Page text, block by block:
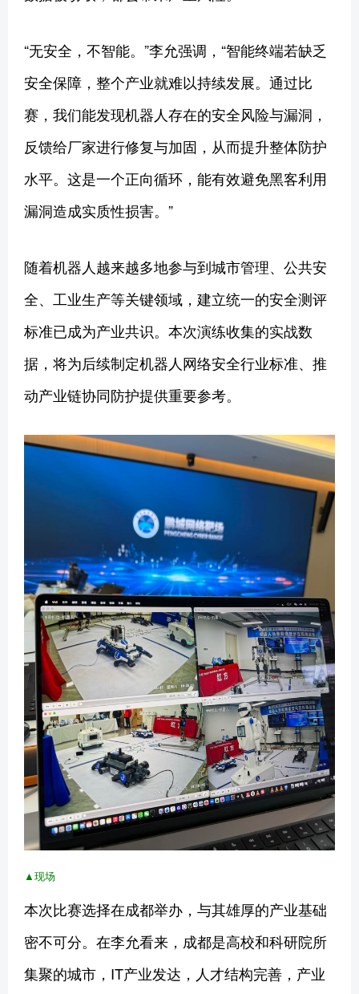
“无安全，不智能。”李允强调，“智能终端若缺乏
安全保障，整个产业就难以持续发展。通过比
赛，我们能发现机器人存在的安全风险与漏洞，
反馈给厂家进行修复与加固，从而提升整体防护
水平。这是一个正向循环，能有效避免黑客利用
漏洞造成实质性损害。”
随着机器人越来越多地参与到城市管理、公共安
全、工业生产等关键领域，建立统一的安全测评
标准已成为产业共识。本次演练收集的实战数
据，将为后续制定机器人网络安全行业标准、推
动产业链协同防护提供重要参考。
▲现场
本次比赛选择在成都举办，与其雄厚的产业基础
密不可分。在李允看来，成都是高校和科研院所
集聚的城市，IT产业发达，人才结构完善，产业